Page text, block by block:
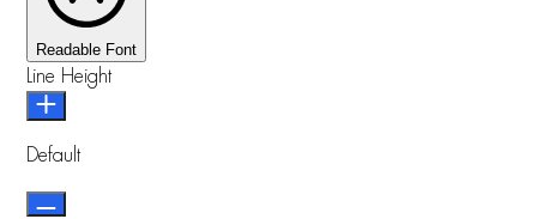
Readable Font
Line Height
Default